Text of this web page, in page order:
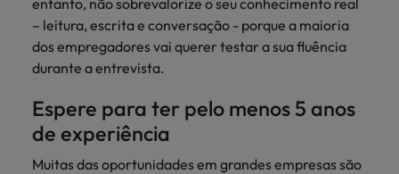
entanto, não sobrevalorize o seu conhecimento real
– leitura, escrita e conversação - porque a maioria
dos empregadores vai querer testar a sua fluência
durante a entrevista.
Espere para ter pelo menos 5 anos
de experiência
Muitas das oportunidades em grandes empresas são